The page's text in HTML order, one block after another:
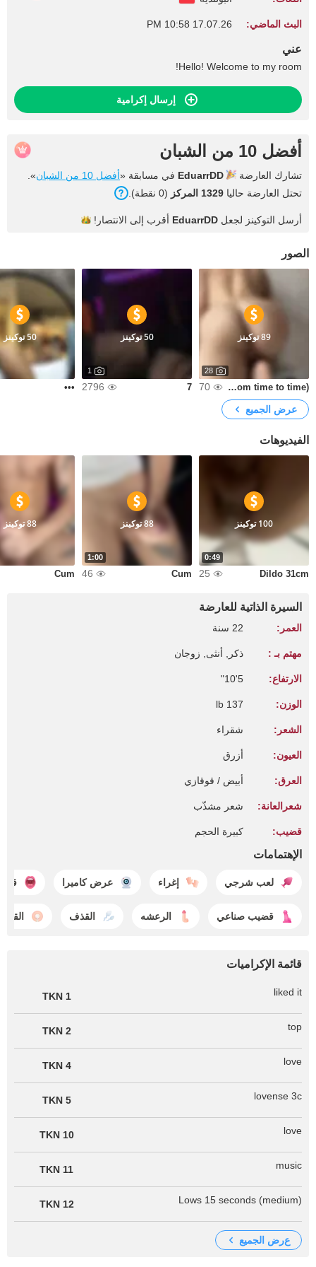
البث الماضي: 17.07.26 10:58 PM
عني
Hello! Welcome to my room!
إرسال إكرامية
أفضل 10 من الشبان
تشارك العارضة EduarrDD في مسابقة «أفضل 10 من الشبان
».
تحتل العارضة حاليا 1329 المركز (0 نقطة).
أرسل التوكينز لجعل EduarrDD أقرب إلى الانتصار!
الصور
89 توكينز
28
hot (photos are updated from time to time)
70
50 توكينز
1
7
2796
50 توكينز
•••
عرض الجميع
الفيديوهات
0:49
100 توكينز
Dildo 31cm
25
1:00
88 توكينز
Cum
46
88 توكينز
Cum
السيرة الذاتية للعارضة
العمر: 22 سنة
مهتم بـ : ذكر, أنثى, زوجان
الارتفاع: 5'10"
الوزن: 137 lb
الشعر: شقراء
العيون: أزرق
العرق: أبيض / قوقازي
شعرالعانة: شعر مشذّب
قضيب: كبيرة الحجم
الإهتمامات
لعب شرجي إغراء عرض كاميرا
قضيب صناعي الرعشه القذف
قائمة الإكراميات
liked it
1 TKN
top
2 TKN
love
4 TKN
lovense 3c
5 TKN
love
10 TKN
music
11 TKN
Lows 15 seconds (medium)
12 TKN
عرض الجميع